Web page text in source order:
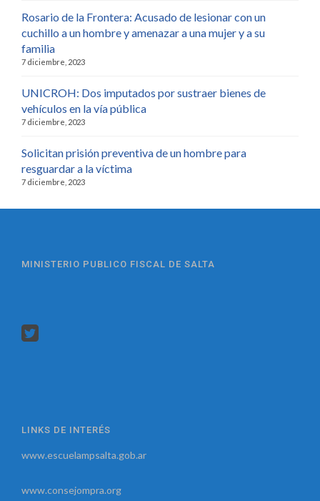
Rosario de la Frontera: Acusado de lesionar con un
cuchillo a un hombre y amenazar a una mujer y a su
familia
7 diciembre, 2023
UNICROH: Dos imputados por sustraer bienes de
vehículos en la vía pública
7 diciembre, 2023
Solicitan prisión preventiva de un hombre para
resguardar a la víctima
7 diciembre, 2023
MINISTERIO PUBLICO FISCAL DE SALTA
LINKS DE INTERÉS
www.escuelampsalta.gob.ar
www.consejompra.org